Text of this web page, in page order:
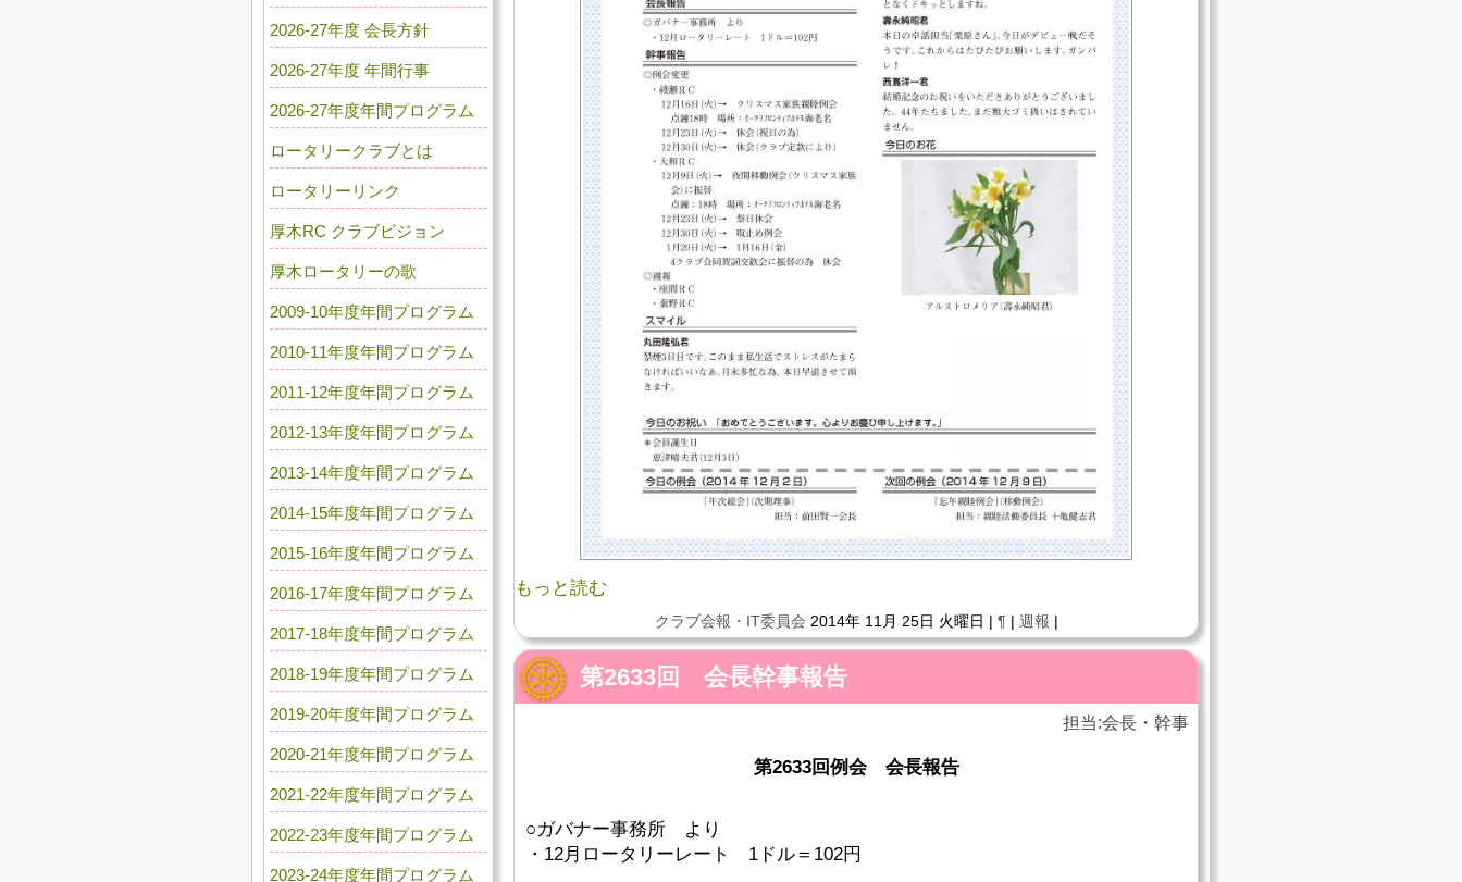
もっと読む
クラブ会報・IT委員会 2014年 11月 25日 火曜日 | ¶ | 週報 |
第2633回 会長幹事報告
担当:会長・幹事
第2633回例会 会長報告
○ガバナー事務所 より
・12月ロータリーレート 1ドル＝102円
2026-27年度 会長方針
2026-27年度 年間行事
2026-27年度年間プログラム
ロータリークラブとは
ロータリーリンク
厚木RC クラブビジョン
厚木ロータリーの歌
2009-10年度年間プログラム
2010-11年度年間プログラム
2011-12年度年間プログラム
2012-13年度年間プログラム
2013-14年度年間プログラム
2014-15年度年間プログラム
2015-16年度年間プログラム
2016-17年度年間プログラム
2017-18年度年間プログラム
2018-19年度年間プログラム
2019-20年度年間プログラム
2020-21年度年間プログラム
2021-22年度年間プログラム
2022-23年度年間プログラム
2023-24年度年間プログラム